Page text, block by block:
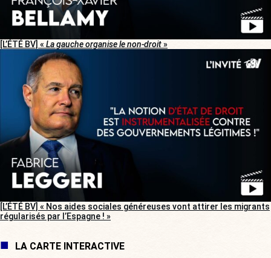
[L’ÉTÉ BV] « La gauche organise le non-droit»
[L’ÉTÉ BV] « Nos aides sociales généreuses vont attirer les migrants
régularisés par l’Espagne ! »
LA CARTE INTERACTIVE